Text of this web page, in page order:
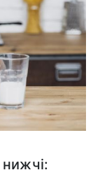
нижчі: